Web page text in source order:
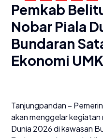
Pemkab
Nobar Piala
Bundaran
Ekonomi
Tanjungpandan –
akan menggelar
Dunia 2026 di kawasan